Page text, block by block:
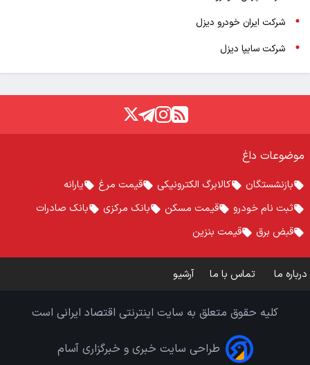
شرکت ایران خودرو دیزل
شرکت سایپا دیزل
موضوعات داغ
بازنشستگان کالابرگ الکترونیکی قیمت مرغ
یارانه
ثبت نام خودرو
قیمت مسکن بانک مرکزی
بانک صادرات
قبض برق
قیمت بنزین
درباره ما تماس با ما آرشیو
کلیه حقوق متعلق به سایت اینترنتی اقتصاد ایرانی است
طراحی سایت خبری و خبرگزاری آسام